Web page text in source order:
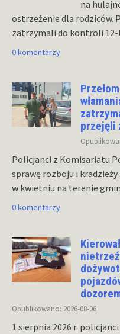
na
ostrzeżenie dla rodziców.
zatrzymali do kontroli 12-
0 komentarzy
przejęli
Policjanci z Komisariatu
sprawę rozboju i kradzieży
w kwietniu na terenie
0 komentarzy
Opublikowano: 2026-08-06
1 sierpnia 2026 r.